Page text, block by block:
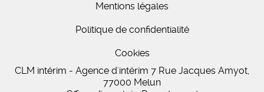
Mentions légales
Politique de confidentialité
Cookies
CLM intérim - Agence d'intérim 7 Rue Jacques Amyot,
77000 Melun